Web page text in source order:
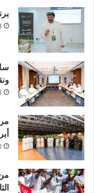
13
13
10